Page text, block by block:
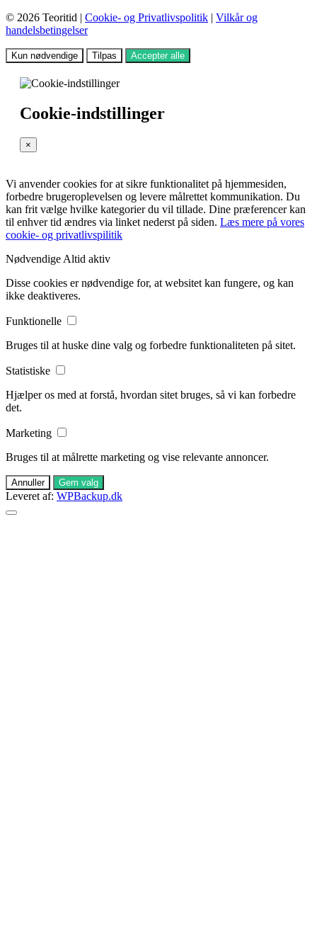
© 2026 Teoritid | Cookie- og Privatlivspolitik | Vilkår og
handelsbetingelser
Kun nødvendige Tilpas Accepter alle
Cookie-indstillinger
×
Vi anvender cookies for at sikre funktionalitet på hjemmesiden,
forbedre brugeroplevelsen og levere målrettet kommunikation. Du
kan frit vælge hvilke kategorier du vil tillade. Dine præferencer kan
til enhver tid ændres via linket nederst på siden. Læs mere på vores
cookie- og privatlivspilitik
Nødvendige Altid aktiv
Disse cookies er nødvendige for, at websitet kan fungere, og kan
ikke deaktiveres.
Funktionelle
Bruges til at huske dine valg og forbedre funktionaliteten på sitet.
Statistiske
Hjælper os med at forstå, hvordan sitet bruges, så vi kan forbedre
det.
Marketing
Bruges til at målrette marketing og vise relevante annoncer.
Annuller Gem valg
Leveret af: WPBackup.dk